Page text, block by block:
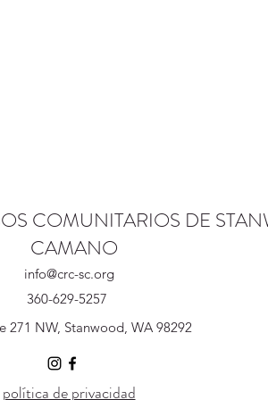
COMUNITARIOS DE
CAMANO
info@crc-sc.org
360-629-5257
271 NW, Stanwood, WA 98292
política de privacidad